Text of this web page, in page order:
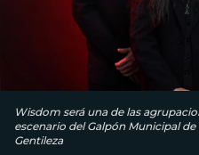
Wisdom será una de las
escenario del Galpón Municipal
Gentileza